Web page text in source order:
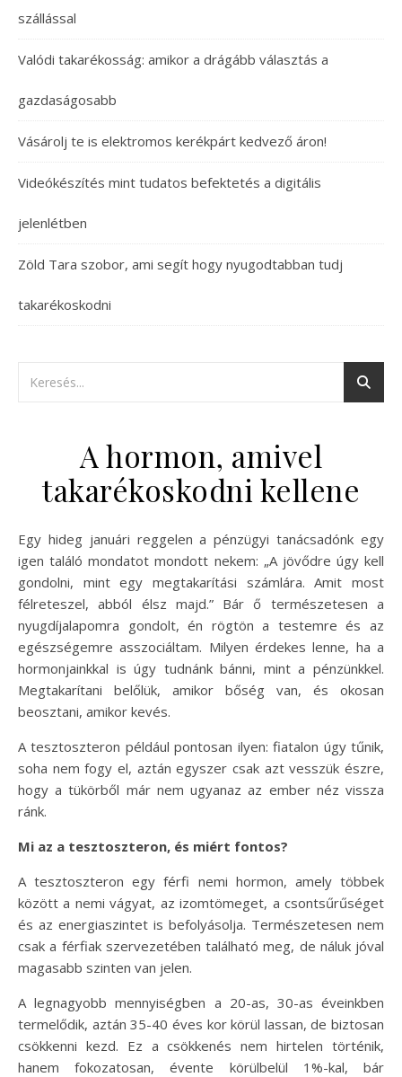
szállással
Valódi takarékosság: amikor a drágább választás a
gazdaságosabb
Vásárolj te is elektromos kerékpárt kedvező áron!
Videókészítés mint tudatos befektetés a digitális
jelenlétben
Zöld Tara szobor, ami segít hogy nyugodtabban tudj
takarékoskodni
A hormon, amivel
takarékoskodni kellene
Egy hideg januári reggelen a pénzügyi tanácsadónk egy
igen találó mondatot mondott nekem: „A jövődre úgy kell
gondolni, mint egy megtakarítási számlára. Amit most
félreteszel, abból élsz majd.” Bár ő természetesen a
nyugdíjalapomra gondolt, én rögtön a testemre és az
egészségemre asszociáltam. Milyen érdekes lenne, ha a
hormonjainkkal is úgy tudnánk bánni, mint a pénzünkkel.
Megtakarítani belőlük, amikor bőség van, és okosan
beosztani, amikor kevés.
A tesztoszteron például pontosan ilyen: fiatalon úgy tűnik,
soha nem fogy el, aztán egyszer csak azt vesszük észre,
hogy a tükörből már nem ugyanaz az ember néz vissza
ránk.
Mi az a tesztoszteron, és miért fontos?
A tesztoszteron egy férfi nemi hormon, amely többek
között a nemi vágyat, az izomtömeget, a csontsűrűséget
és az energiaszintet is befolyásolja. Természetesen nem
csak a férfiak szervezetében található meg, de náluk jóval
magasabb szinten van jelen.
A legnagyobb mennyiségben a 20-as, 30-as éveinkben
termelődik, aztán 35-40 éves kor körül lassan, de biztosan
csökkenni kezd. Ez a csökkenés nem hirtelen történik,
hanem fokozatosan, évente körülbelül 1%-kal, bár